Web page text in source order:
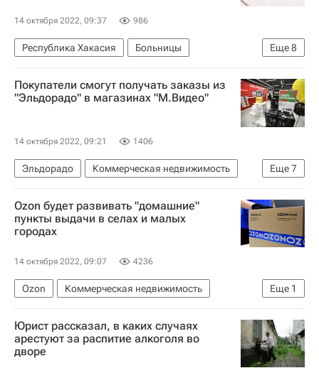
Криминал
Строительство
14 октября 2022, 09:37 986
Еще8
Республика Хакасия
Больницы
Михаил Мурашко
Абакан
Россия
Федеральная служба безопасности РФ (ФСБ России)
Строительство
Криминал
Покупатели смогут получать заказы из
"Эльдорадо" в магазинах "М.Видео"
14 октября 2022, 09:21 1406
Еще7
Эльдорадо
Коммерческая недвижимость
Астрахань
Смоленск Липецк
М.Видео
Торговая недвижимость
Торговые центры
Ритейл
Ozon будет развивать "домашние"
пункты выдачи в селах и малых
городах
14 октября 2022, 09:07 4236
Еще 1
Ozon
Коммерческая недвижимость
Регионы
Юрист рассказал, в каких случаях
арестуют за распитие алкоголя во
дворе